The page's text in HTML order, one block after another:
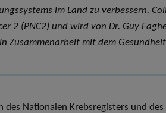
im Land zu verbessern.
2 (PNC2) und wird von Dr. Guy
Zusammenarbeit mit dem
des Nationalen Krebsregisters und